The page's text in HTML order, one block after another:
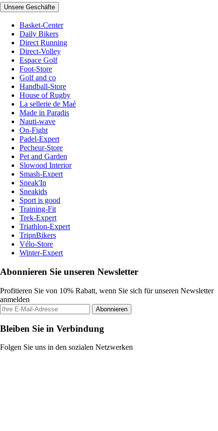
Unsere Geschäfte
Basket-Center
Daily Bikers
Direct Running
Direct-Volley
Espace Golf
Foot-Store
Golf and co
Handball-Store
House of Rugby
La sellerie de Maé
Made in Paradis
Nauti-wave
On-Fight
Padel-Expert
Pecheur-Store
Pet and Garden
Slowood Interior
Smash-Expert
Sneak'In
Sneakids
Sport is good
Training-Fit
Trek-Expert
Triathlon-Expert
TripnBikers
Vélo-Store
Winter-Expert
Abonnieren Sie unseren Newsletter
Profitieren Sie von 10% Rabatt, wenn Sie sich für unseren Newsletter
anmelden
Abonnieren
Bleiben Sie in Verbindung
Folgen Sie uns in den sozialen Netzwerken